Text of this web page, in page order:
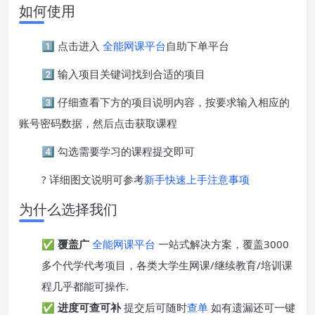
如何使用
1️⃣ 点击进入 全能网课平台自助下单平台
2️⃣ 输入项目关键词找到合适的项目
3️⃣ 仔细查看下方的项目说明内容，按要求输入相应的
账号密码数据，然后点击获取课程
4️⃣ 勾选需要学习的课程提交即可
? 详细图文说明可参考新手快速上手注意事项
为什么选择我们
✅ 覆盖广 全能网课平台 一站式解决方案，覆盖3000
多个代学代考项目，各类大学生网课/继续教育/培训课
程几乎都能可操作.
✅ 进度可查可补提交后可随时查单 如有遗漏还可一键